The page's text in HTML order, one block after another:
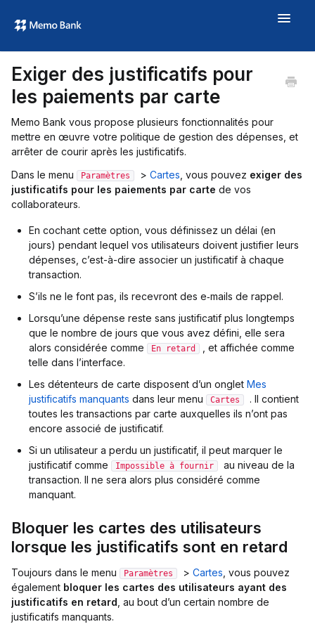
Toggle
À propos
memo.bank →
Exiger des justificatifs pour
les paiements par carte
Memo Bank vous propose plusieurs fonctionnalités pour
mettre en œuvre votre politique de gestion des dépenses, et
arrêter de courir après les justificatifs.
Dans le menu
Paramètres > Cartes , vous pouvez exiger des
justificatifs pour les paiements par carte de vos
collaborateurs.
En cochant cette option, vous définissez un délai (en
jours) pendant lequel vos utilisateurs doivent justifier leurs
dépenses, c’est-à-dire associer un justificatif à chaque
transaction.
S’ils ne le font pas, ils recevront des e‑mails de rappel.
Lorsqu’une dépense reste sans justificatif plus longtemps
que le nombre de jours que vous avez défini, elle sera
alors considérée comme
En retard
, et affichée comme
telle dans l’interface.
Les détenteurs de carte disposent d’un onglet Mes
justificatifs manquants dans leur menu Cartes
. Il contient
toutes les transactions par carte auxquelles ils n’ont pas
encore associé de justificatif.
Si un utilisateur a perdu un justificatif, il peut marquer le
justificatif comme
Impossible à fournir
au niveau de la
transaction. Il ne sera alors plus considéré comme
manquant.
Bloquer les cartes des utilisateurs
lorsque les justificatifs sont en retard
Toujours dans le menu Paramètres > Cartes , vous pouvez
également bloquer les cartes des utilisateurs ayant des
justificatifs en retard , au bout d’un certain nombre de
justificatifs manquants.